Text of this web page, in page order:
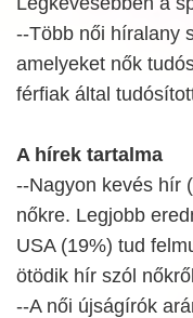
--Több női híralany
amelyeket nők
férfiak által
A hírek tartalma
--Nagyon kevés hír
nőkre. Legjobb
USA (19%) tud
ötödik hír szól
--A női újságírók